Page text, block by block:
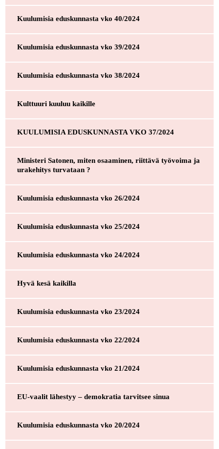
Kuulumisia eduskunnasta vko 40/2024
Kuulumisia eduskunnasta vko 39/2024
Kuulumisia eduskunnasta vko 38/2024
Kulttuuri kuuluu kaikille
KUULUMISIA EDUSKUNNASTA VKO 37/2024
Ministeri Satonen, miten osaaminen, riittävä työvoima ja
urakehitys turvataan ?
Kuulumisia eduskunnasta vko 26/2024
Kuulumisia eduskunnasta vko 25/2024
Kuulumisia eduskunnasta vko 24/2024
Hyvä kesä kaikilla
Kuulumisia eduskunnasta vko 23/2024
Kuulumisia eduskunnasta vko 22/2024
Kuulumisia eduskunnasta vko 21/2024
EU-vaalit lähestyy – demokratia tarvitsee sinua
Kuulumisia eduskunnasta vko 20/2024